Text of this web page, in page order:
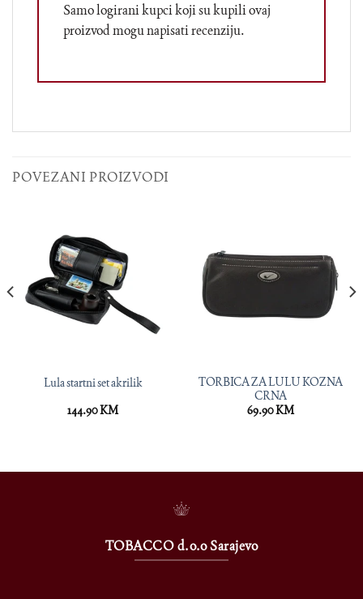
Samo logirani kupci koji su kupili ovaj
proizvod mogu napisati recenziju.
POVEZANI PROIZVODI
Lula startni set akrilik
144.90KM
TORBICA ZA LULU KOZNA
CRNA
69.90KM
TOBACCO d.o.o Sarajevo